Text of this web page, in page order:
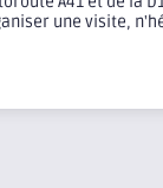
une visite,